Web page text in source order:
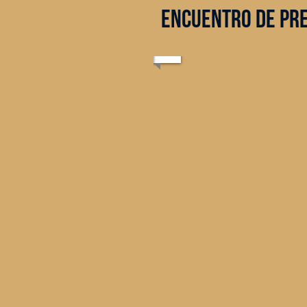
encuentro de